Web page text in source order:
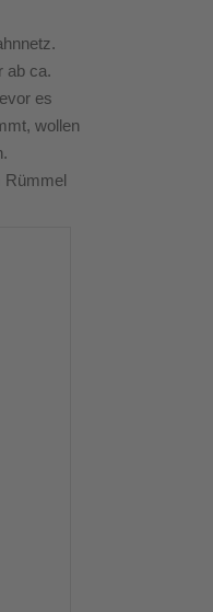
ab ca.
es
wollen
Rümmel